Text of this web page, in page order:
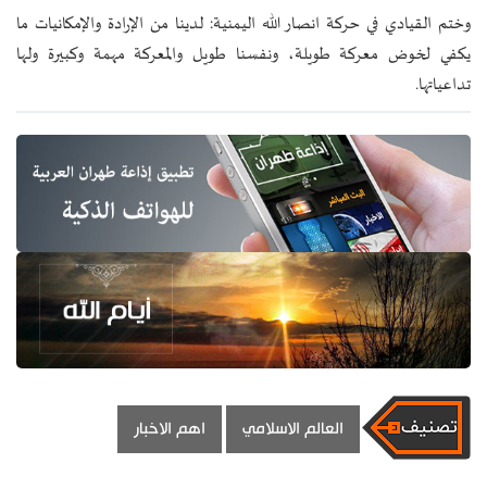
وختم القيادي في حركة انصار الله اليمنية: لدينا من الإرادة والإمكانيات ما
يكفي لخوض معركة طويلة، ونفسنا طويل والمعركة مهمة وكبيرة ولها
تداعياتها.
العالم الاسلامي اهم الاخبار